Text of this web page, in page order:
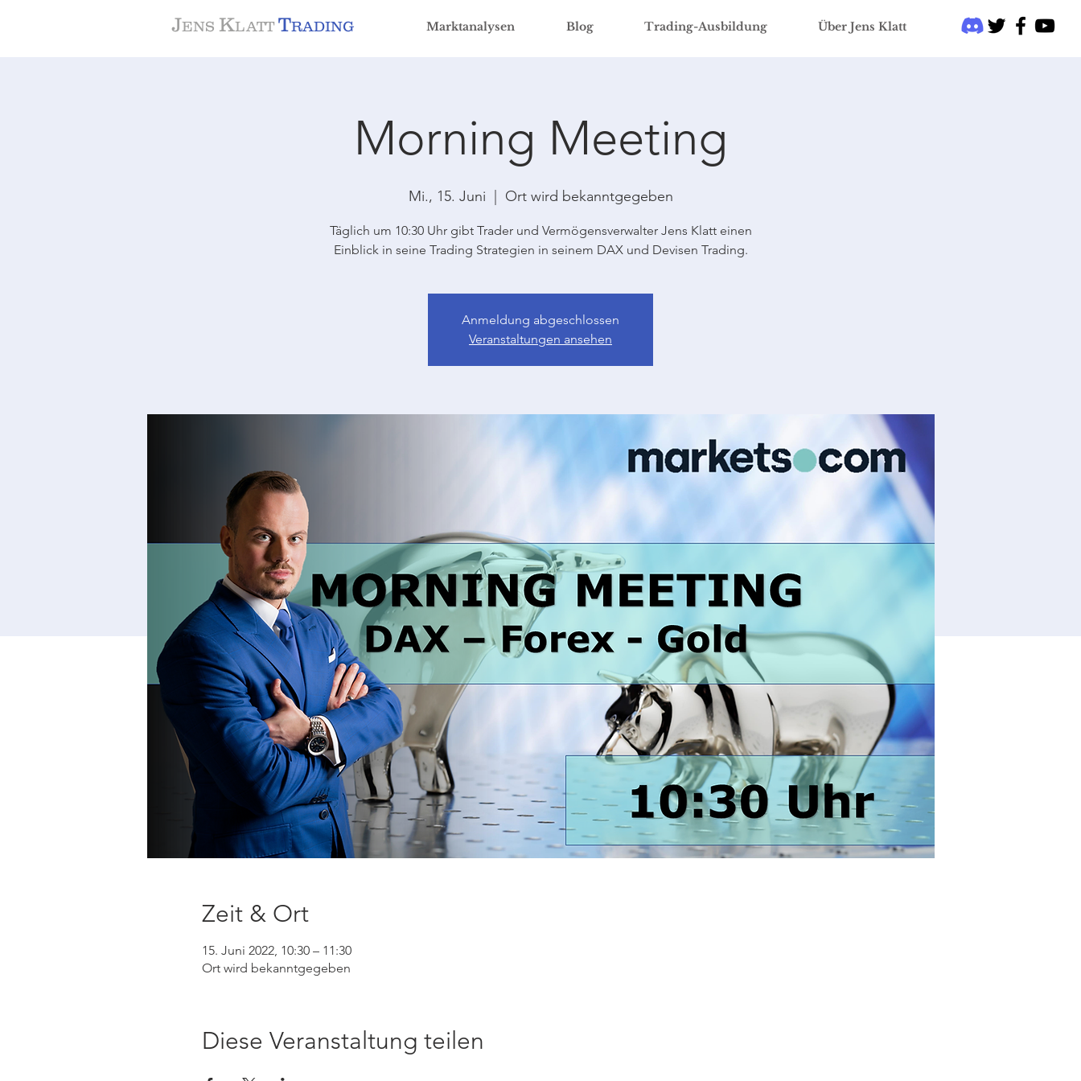
JENS KLATT TRADING Marktanalysen Blog Trading-Ausbildung Über Jens Klatt
Morning Meeting
Mi., 15. Juni Ort wird bekanntgegeben
Täglich um 10:30 Uhr gibt Trader und Vermögensverwalter Jens Klatt einen
Einblick in seine Trading Strategien in seinem DAX und Devisen Trading.
Anmeldung abgeschlossen
Veranstaltungen ansehen
Zeit & Ort
15. Juni 2022, 10:30 – 11:30
Ort wird bekanntgegeben
Diese Veranstaltung teilen